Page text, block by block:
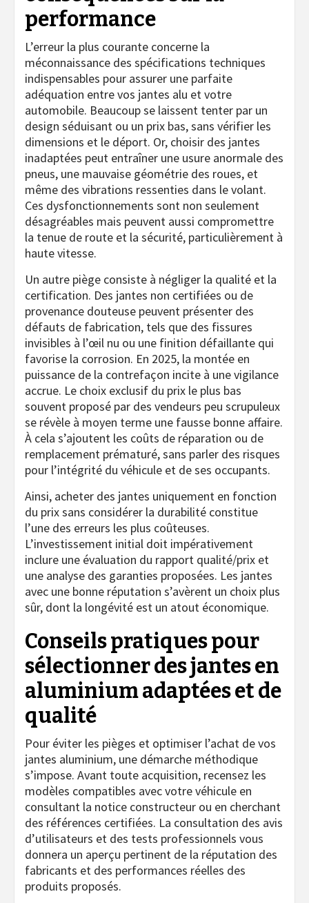
performance
L’erreur la plus courante concerne la
méconnaissance des spécifications techniques
indispensables pour assurer une parfaite
adéquation entre vos jantes alu et votre
automobile. Beaucoup se laissent tenter par un
design séduisant ou un prix bas, sans vérifier les
dimensions et le déport. Or, choisir des jantes
inadaptées peut entraîner une usure anormale des
pneus, une mauvaise géométrie des roues, et
même des vibrations ressenties dans le volant.
Ces dysfonctionnements sont non seulement
désagréables mais peuvent aussi compromettre
la tenue de route et la sécurité, particulièrement à
haute vitesse.
Un autre piège consiste à négliger la qualité et la
certification. Des jantes non certifiées ou de
provenance douteuse peuvent présenter des
défauts de fabrication, tels que des fissures
invisibles à l’œil nu ou une finition défaillante qui
favorise la corrosion. En 2025, la montée en
puissance de la contrefaçon incite à une vigilance
accrue. Le choix exclusif du prix le plus bas
souvent proposé par des vendeurs peu scrupuleux
se révèle à moyen terme une fausse bonne affaire.
À cela s’ajoutent les coûts de réparation ou de
remplacement prématuré, sans parler des risques
pour l’intégrité du véhicule et de ses occupants.
Ainsi, acheter des jantes uniquement en fonction
du prix sans considérer la durabilité constitue
l’une des erreurs les plus coûteuses.
L’investissement initial doit impérativement
inclure une évaluation du rapport qualité/prix et
une analyse des garanties proposées. Les jantes
avec une bonne réputation s’avèrent un choix plus
sûr, dont la longévité est un atout économique.
Conseils pratiques pour
sélectionner des jantes en
aluminium adaptées et de
qualité
Pour éviter les pièges et optimiser l’achat de vos
jantes aluminium, une démarche méthodique
s’impose. Avant toute acquisition, recensez les
modèles compatibles avec votre véhicule en
consultant la notice constructeur ou en cherchant
des références certifiées. La consultation des avis
d’utilisateurs et des tests professionnels vous
donnera un aperçu pertinent de la réputation des
fabricants et des performances réelles des
produits proposés.